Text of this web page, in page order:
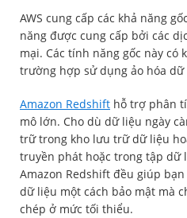
AWS cung cấp các khả năng
năng được cung cấp bởi các
mại. Các tính năng gốc này có
trường hợp sử dụng ảo hóa dữ
Amazon Redshift hỗ trợ phân
mô lớn. Cho dù dữ liệu ngày
trữ trong kho lưu trữ dữ liệu
truyền phát hoặc trong tập dữ
Amazon Redshift đều giúp
dữ liệu một cách bảo mật mà
chép ở mức tối thiểu.